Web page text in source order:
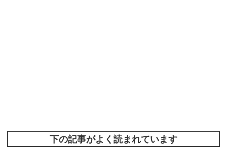
下の記事がよく読まれています